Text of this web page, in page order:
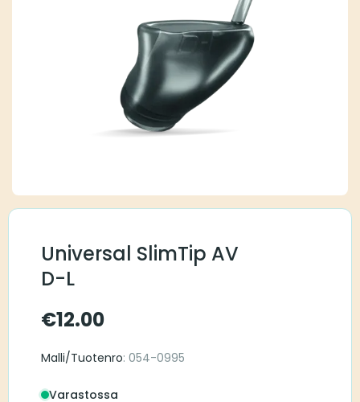
Universal SlimTip AV
D-L
€12.00
Malli/Tuotenro: 054-0995
Varastossa